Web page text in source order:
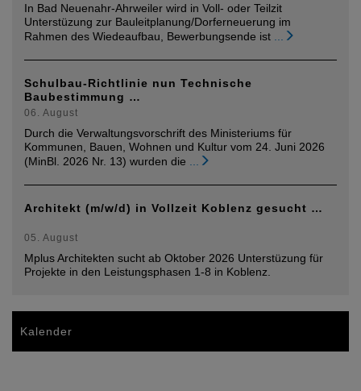
In Bad Neuenahr-Ahrweiler wird in Voll- oder Teilzit
Unterstüzung zur Bauleitplanung/Dorferneuerung im
Rahmen des Wiedeaufbau, Bewerbungsende ist
Schulbau-Richtlinie nun Technische
Baubestimmung …
06. August
Durch die Verwaltungsvorschrift des Ministeriums für
Kommunen, Bauen, Wohnen und Kultur vom 24. Juni 2026
(MinBl. 2026 Nr. 13) wurden die
Architekt (m/w/d) in Vollzeit Koblenz gesucht …
05. August
Mplus Architekten sucht ab Oktober 2026 Unterstüzung für
Projekte in den Leistungsphasen 1-8 in Koblenz.
Kalender